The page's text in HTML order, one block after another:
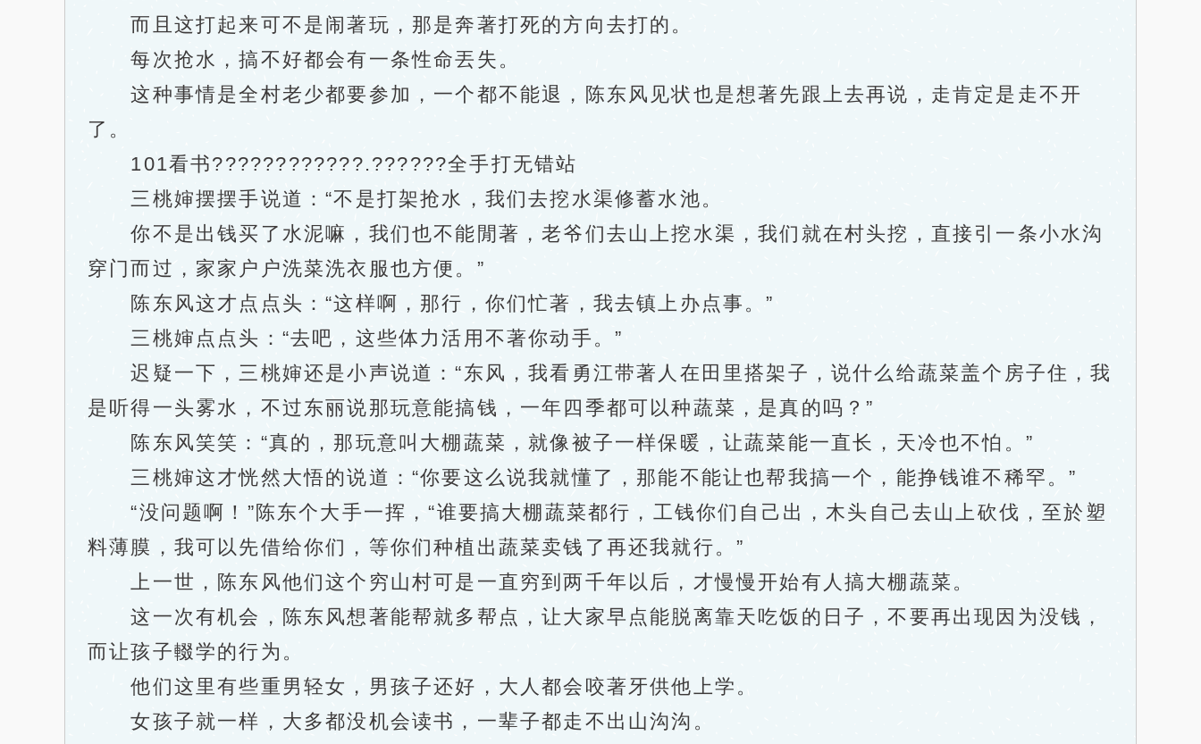
而且这打起来可不是闹著玩，那是奔著打死的方向去打的。
每次抢水，搞不好都会有一条性命丟失。
这种事情是全村老少都要参加，一个都不能退，陈东风见状也是想著先跟上去再说，走肯定是走不开
了。
101看书????????????.??????全手打无错站
三桃婶摆摆手说道：“不是打架抢水，我们去挖水渠修蓄水池。
你不是出钱买了水泥嘛，我们也不能閒著，老爷们去山上挖水渠，我们就在村头挖，直接引一条小水沟
穿门而过，家家户户洗菜洗衣服也方便。”
陈东风这才点点头：“这样啊，那行，你们忙著，我去镇上办点事。”
三桃婶点点头：“去吧，这些体力活用不著你动手。”
迟疑一下，三桃婶还是小声说道：“东风，我看勇江带著人在田里搭架子，说什么给蔬菜盖个房子住，我
是听得一头雾水，不过东丽说那玩意能搞钱，一年四季都可以种蔬菜，是真的吗？”
陈东风笑笑：“真的，那玩意叫大棚蔬菜，就像被子一样保暖，让蔬菜能一直长，天冷也不怕。”
三桃婶这才恍然大悟的说道：“你要这么说我就懂了，那能不能让也帮我搞一个，能挣钱谁不稀罕。”
“没问题啊！”陈东个大手一挥，“谁要搞大棚蔬菜都行，工钱你们自己出，木头自己去山上砍伐，至於塑
料薄膜，我可以先借给你们，等你们种植出蔬菜卖钱了再还我就行。”
上一世，陈东风他们这个穷山村可是一直穷到两千年以后，才慢慢开始有人搞大棚蔬菜。
这一次有机会，陈东风想著能帮就多帮点，让大家早点能脱离靠天吃饭的日子，不要再出现因为没钱，
而让孩子輟学的行为。
他们这里有些重男轻女，男孩子还好，大人都会咬著牙供他上学。
女孩子就一样，大多都没机会读书，一辈子都走不出山沟沟。